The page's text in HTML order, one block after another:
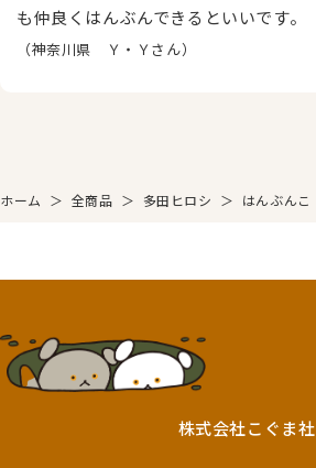
も仲良くはんぶんできるといいです。
（神奈川県 Ｙ・Ｙさん）
ホーム ＞ 全商品 ＞ 多田ヒロシ ＞ はんぶんこ
株式会社こぐま社